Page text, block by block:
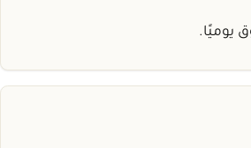
يوميًا.